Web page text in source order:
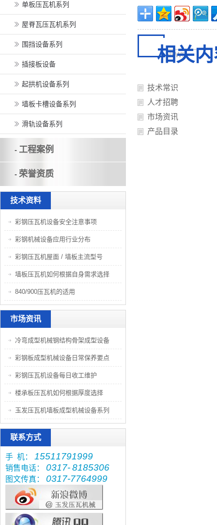
相关
技术常识
人才招聘
市场资讯
产品目录
单板压瓦机系列
屋脊瓦压瓦机系列
围挡设备系列
插接板设备
起拱机设备系列
墙板卡槽设备系列
滑轨设备系列
- 工程案例
- 荣誉资质
技术资料
彩钢压瓦机设备安全注意事项
彩钢机械设备应用行业分布
彩钢压瓦机屋面 / 墙板主流型号
墙板压瓦机如何根据自身需求选择
840/900压瓦机的适用
市场资讯
冷弯成型机械钢结构骨架成型设备
彩钢板成型机械设备日常保养要点
彩钢压瓦机设备每日收工维护
楼承板压瓦机如何根据厚度选择
玉发压瓦机墙板成型机械设备系列
联系方式
手 机： 15511791999
销售电话： 0317-8185306
图文传真： 0317-7764999